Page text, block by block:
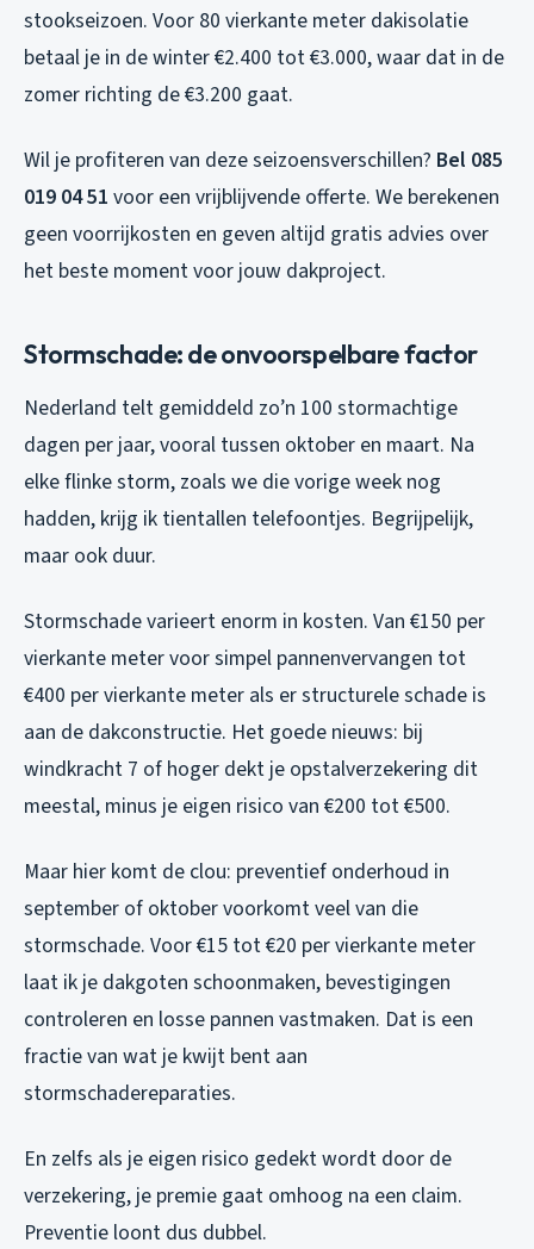
stookseizoen. Voor 80 vierkante meter dakisolatie
betaal je in de winter €2.400 tot €3.000, waar dat in de
zomer richting de €3.200 gaat.
Wil je profiteren van deze seizoensverschillen? Bel 085
019 04 51 voor een vrijblijvende offerte. We berekenen
geen voorrijkosten en geven altijd gratis advies over
het beste moment voor jouw dakproject.
Stormschade: de onvoorspelbare factor
Nederland telt gemiddeld zo’n 100 stormachtige
dagen per jaar, vooral tussen oktober en maart. Na
elke flinke storm, zoals we die vorige week nog
hadden, krijg ik tientallen telefoontjes. Begrijpelijk,
maar ook duur.
Stormschade varieert enorm in kosten. Van €150 per
vierkante meter voor simpel pannenvervangen tot
€400 per vierkante meter als er structurele schade is
aan de dakconstructie. Het goede nieuws: bij
windkracht 7 of hoger dekt je opstalverzekering dit
meestal, minus je eigen risico van €200 tot €500.
Maar hier komt de clou: preventief onderhoud in
september of oktober voorkomt veel van die
stormschade. Voor €15 tot €20 per vierkante meter
laat ik je dakgoten schoonmaken, bevestigingen
controleren en losse pannen vastmaken. Dat is een
fractie van wat je kwijt bent aan
stormschadereparaties.
En zelfs als je eigen risico gedekt wordt door de
verzekering, je premie gaat omhoog na een claim.
Preventie loont dus dubbel.